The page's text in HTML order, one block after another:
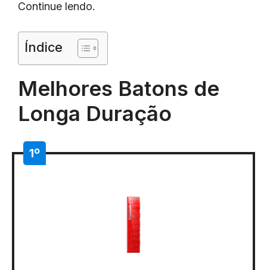
Continue lendo.
Índice
Melhores Batons de
Longa Duração
1º